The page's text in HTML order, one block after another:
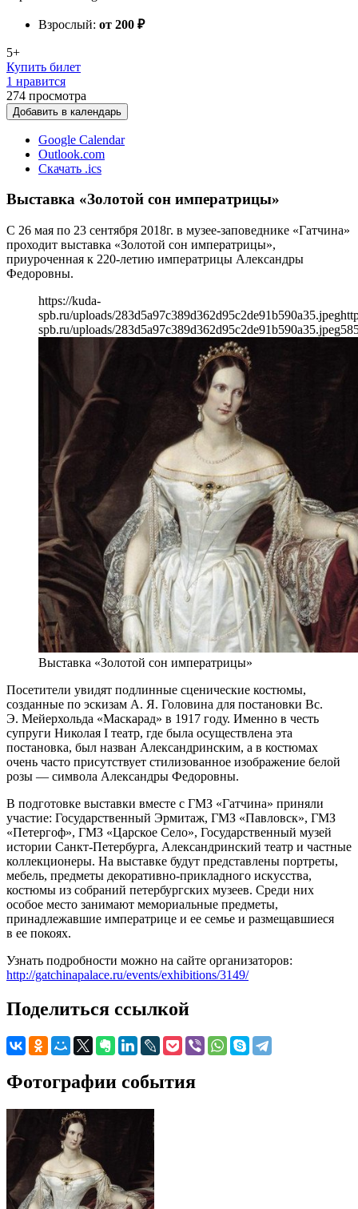
Взрослый: от 200 ₽
5+
Купить билет
1 нравится
274 просмотра
Добавить в календарь
Google Calendar
Outlook.com
Скачать .ics
Выставка «Золотой сон императрицы»
С 26 мая по 23 сентября 2018г. в музее-заповеднике «Гатчина»
проходит выставка «Золотой сон императрицы»,
приуроченная к 220-летию императрицы Александры
Федоровны.
https://kuda-
spb.ru/uploads/283d5a97c389d362d95c2de91b590a35.jpeg
spb.ru/uploads/283d5a97c389d362d95c2de91b590a35.jpeg
Выставка «Золотой сон императрицы»
Посетители увидят подлинные сценические костюмы,
созданные по эскизам А. Я. Головина для постановки Вс.
Э. Мейерхольда «Маскарад» в 1917 году. Именно в честь
супруги Николая I театр, где была осуществлена эта
постановка, был назван Александринским, а в костюмах
очень часто присутствует стилизованное изображение белой
розы — символа Александры Федоровны.
В подготовке выставки вместе с ГМЗ «Гатчина» приняли
участие: Государственный Эрмитаж, ГМЗ «Павловск», ГМЗ
«Петергоф», ГМЗ «Царское Село», Государственный музей
истории Санкт-Петербурга, Александринский театр и частные
коллекционеры. На выставке будут представлены портреты,
мебель, предметы декоративно-прикладного искусства,
костюмы из собраний петербургских музеев. Среди них
особое место занимают мемориальные предметы,
принадлежавшие императрице и ее семье и размещавшиеся
в ее покоях.
Узнать подробности можно на сайте организаторов:
http://gatchinapalace.ru/events/exhibitions/3149/
Поделиться ссылкой
Фотографии события